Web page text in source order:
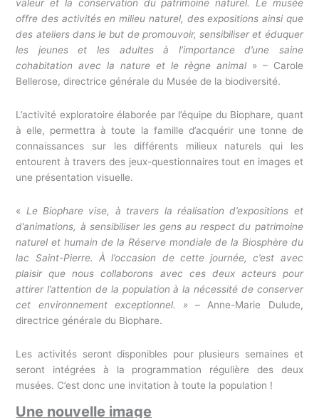
valeur et la conservation du patrimoine naturel. Le musée
offre des activités en milieu naturel, des expositions ainsi que
des ateliers dans le but de promouvoir, sensibiliser et éduquer
les jeunes et les adultes à l’importance d’une saine
cohabitation avec la nature et le règne animal» – Carole
Bellerose, directrice générale du Musée de la biodiversité.
L’activité exploratoire élaborée par l’équipe du Biophare, quant
à elle, permettra à toute la famille d’acquérir une tonne de
connaissances sur les différents milieux naturels qui les
entourent à travers des jeux-questionnaires tout en images et
une présentation visuelle.
« Le Biophare vise, à travers la réalisation d’expositions et
d’animations, à sensibiliser les gens au respect du patrimoine
naturel et humain de la Réserve mondiale de la Biosphère du
lac Saint-Pierre. À l’occasion de cette journée, c’est avec
plaisir que nous collaborons avec ces deux acteurs pour
attirer l’attention de la population à la nécessité de conserver
cet environnement exceptionnel. » –Anne-Marie Dulude,
directrice générale du Biophare.
Les activités seront disponibles pour plusieurs semaines et
seront intégrées à la programmation régulière des deux
musées. C’est donc une invitation à toute la population !
Une nouvelle image